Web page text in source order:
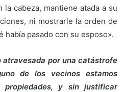
cabeza, mantiene atada a su
ni mostrarle la orden de
había pasado con su esposo».
atravesada por una catástrofe
de los vecinos estamos
propiedades, y sin justificar